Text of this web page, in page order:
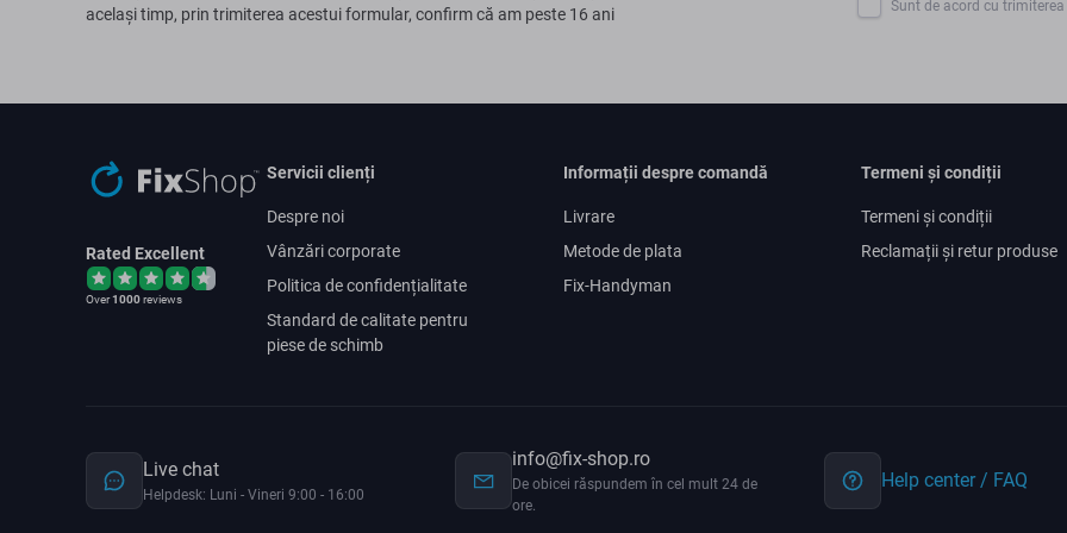
același timp, prin trimiterea acestui formular, confirm că am peste 16 ani
Sunt de acord cu
Rated Excellent
Over1000reviews
Servicii clienți
Despre noi
Vânzări corporate
Politica de confidențialitate
Standard de calitate pentru
piese de schimb
Informații despre comandă
Livrare
Metode de plata
Fix-Handyman
Termeni și condiții
Termeni și condiții
Reclamații și retur produse
Live chat
Helpdesk: Luni - Vineri 9:00 - 16:00
info@fix-shop.ro
De obicei răspundem în cel mult 24 de
ore.
Help center / FAQ